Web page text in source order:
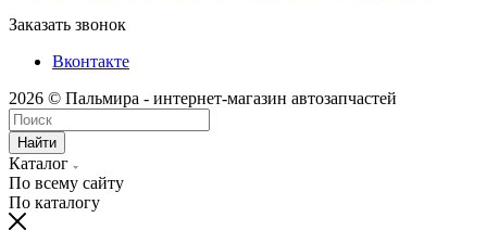
Заказать звонок
Вконтакте
2026 © Пальмира - интернет-магазин автозапчастей
Найти
Каталог
По всему сайту
По каталогу